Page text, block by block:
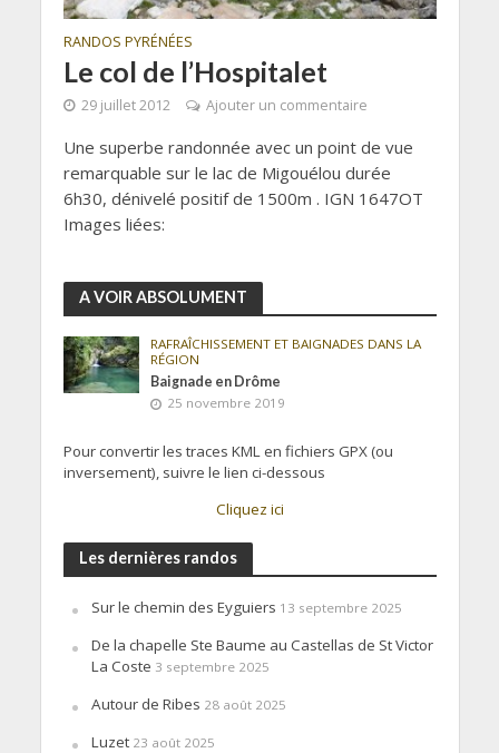
RANDOS PYRÉNÉES
Le col de l’Hospitalet
29 juillet 2012 Ajouter un commentaire
Une superbe randonnée avec un point de vue
remarquable sur le lac de Migouélou durée
6h30, dénivelé positif de 1500m . IGN 1647OT
Images liées:
A VOIR ABSOLUMENT
RAFRAÎCHISSEMENT ET BAIGNADES DANS LA
RÉGION
Baignade en Drôme
25 novembre 2019
Pour convertir les traces KML en fichiers GPX (ou
inversement), suivre le lien ci-dessous
Cliquez ici
Les dernières randos
Sur le chemin des Eyguiers 13 septembre 2025
De la chapelle Ste Baume au Castellas de St Victor
La Coste 3 septembre 2025
Autour de Ribes 28 août 2025
Luzet 23 août 2025